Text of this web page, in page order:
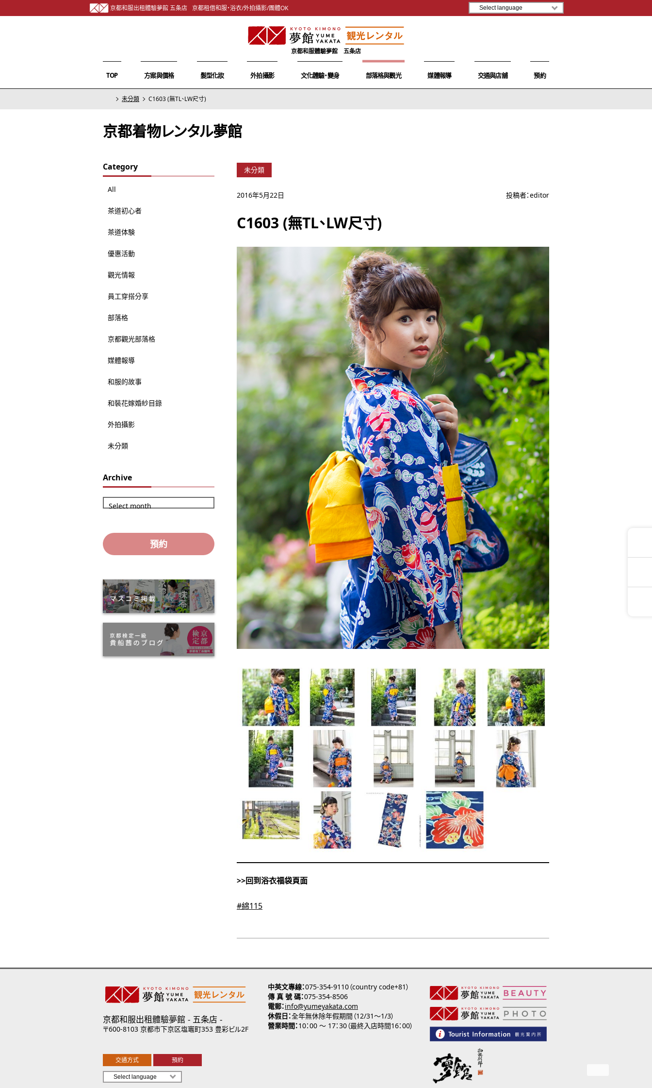
京都和服出租體驗夢館 五条店 京都租借和服・浴衣/外拍攝影/團體OK
京都和服體驗夢館 五条店
TOP 方案與價格 髮型化妝 外拍攝影 文化體驗・變身 部落格與觀光 媒體報導 交通與店舖 預約
未分類 C1603 (無TL、LW尺寸)
京都着物レンタル夢館
Category
All
茶道初心者
茶道体験
優惠活動
觀光情報
員工穿搭分享
部落格
京都觀光部落格
媒體報導
和服的故事
和裝花嫁婚紗目錄
外拍攝影
未分類
Archive
Select month
預約
未分類
2016年5月22日 投稿者：editor
C1603 (無TL、LW尺寸)
>>回到浴衣福袋頁面
#綿115
中英文專線 075-354-9110（country code+81）
傳 真 號 碼 075-354-8506
電郵 info@yumeyakata.com
休假日 全年無休除年假期間（12/31～1/3）
營業時間 10：00 ～ 17：30（最終入店時間16：00）
京都和服出租體驗夢館 五条店
〒600-8103 京都市下京区塩竈町353 豊彩ビル2F
交通方式 預約